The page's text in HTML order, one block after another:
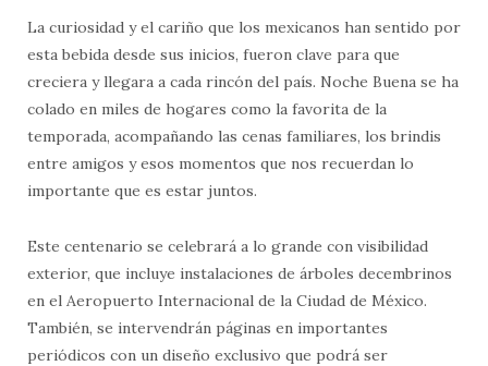
La curiosidad y el cariño que los mexicanos han sentido por
esta bebida desde sus inicios, fueron clave para que
creciera y llegara a cada rincón del país. Noche Buena se ha
colado en miles de hogares como la favorita de la
temporada, acompañando las cenas familiares, los brindis
entre amigos y esos momentos que nos recuerdan lo
importante que es estar juntos.
Este centenario se celebrará a lo grande con visibilidad
exterior, que incluye instalaciones de árboles decembrinos
en el Aeropuerto Internacional de la Ciudad de México.
También, se intervendrán páginas en importantes
periódicos con un diseño exclusivo que podrá ser